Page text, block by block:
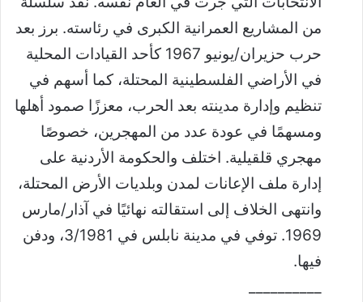
من المشاريع العمرانية الكبرى في رئاسته. برز بعد
حرب حزيران/يونيو 1967 كأحد القيادات المحلية
في الأراضي الفلسطينية المحتلة، كما أسهم في
تنظيم وإدارة مدينته بعد الحرب، معززًا صمود أهلها
ومسهمًا في عودة عدد من المهجرين، خصوصًا
مهجري قلقيلية. اختلف والحكومة الأردنية على
إدارة ملف الإعانات لمدن وبلديات الأرض المحتلة،
وانتهى الخلاف إلى استقالته نهائيًا في آذار/مارس
1969. توفي في مدينة نابلس في 3/1981، ودفن
فيها.